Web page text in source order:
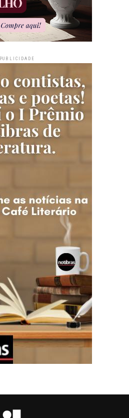
PUBLICIDADE